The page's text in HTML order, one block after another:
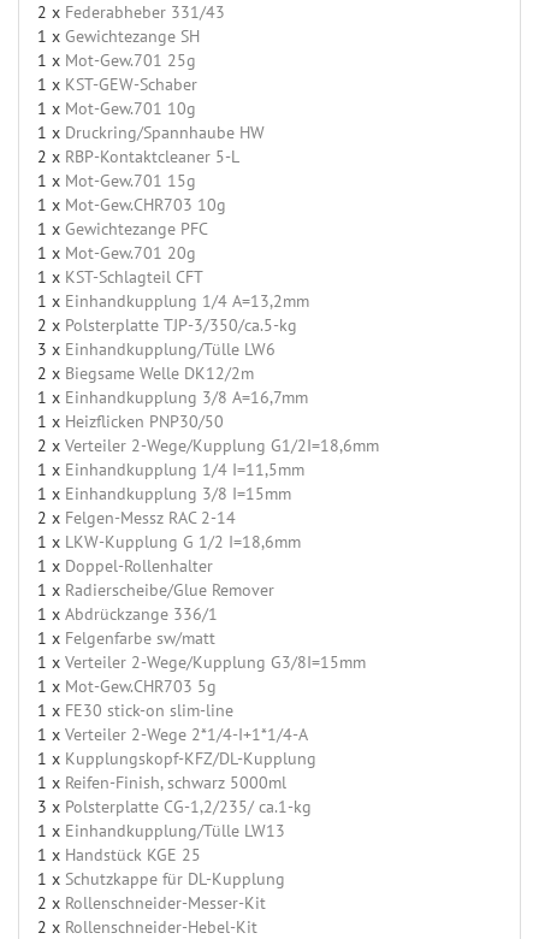
2 x Federabheber 331/43
1 x Gewichtezange SH
1 x Mot-Gew.701 25g
1 x KST-GEW-Schaber
1 x Mot-Gew.701 10g
1 x Druckring/Spannhaube HW
2 x RBP-Kontaktcleaner 5-L
1 x Mot-Gew.701 15g
1 x Mot-Gew.CHR703 10g
1 x Gewichtezange PFC
1 x Mot-Gew.701 20g
1 x KST-Schlagteil CFT
1 x Einhandkupplung 1/4 A=13,2mm
2 x Polsterplatte TJP-3/350/ca.5-kg
3 x Einhandkupplung/Tülle LW6
2 x Biegsame Welle DK12/2m
1 x Einhandkupplung 3/8 A=16,7mm
1 x Heizflicken PNP30/50
2 x Verteiler 2-Wege/Kupplung G1/2I=18,6mm
1 x Einhandkupplung 1/4 I=11,5mm
1 x Einhandkupplung 3/8 I=15mm
2 x Felgen-Messz RAC 2-14
1 x LKW-Kupplung G 1/2 I=18,6mm
1 x Doppel-Rollenhalter
1 x Radierscheibe/Glue Remover
1 x Abdrückzange 336/1
1 x Felgenfarbe sw/matt
1 x Verteiler 2-Wege/Kupplung G3/8I=15mm
1 x Mot-Gew.CHR703 5g
1 x FE30 stick-on slim-line
1 x Verteiler 2-Wege 2*1/4-I+1*1/4-A
1 x Kupplungskopf-KFZ/DL-Kupplung
1 x Reifen-Finish, schwarz 5000ml
3 x Polsterplatte CG-1,2/235/ ca.1-kg
1 x Einhandkupplung/Tülle LW13
1 x Handstück KGE 25
1 x Schutzkappe für DL-Kupplung
2 x Rollenschneider-Messer-Kit
2 x Rollenschneider-Hebel-Kit